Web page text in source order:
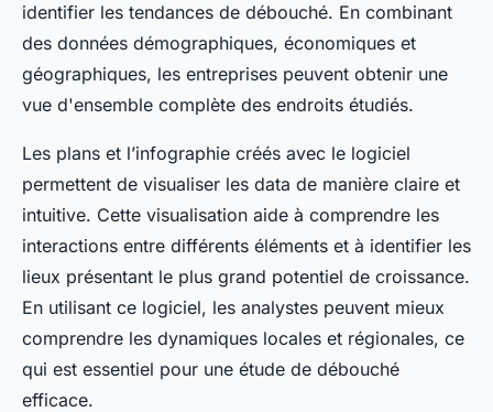
identifier les tendances de débouché. En combinant
des données démographiques, économiques et
géographiques, les entreprises peuvent obtenir une
vue d'ensemble complète des endroits étudiés.
Les plans et l’infographie créés avec le logiciel
permettent de visualiser les data de manière claire et
intuitive. Cette visualisation aide à comprendre les
interactions entre différents éléments et à identifier les
lieux présentant le plus grand potentiel de croissance.
En utilisant ce logiciel, les analystes peuvent mieux
comprendre les dynamiques locales et régionales, ce
qui est essentiel pour une étude de débouché
efficace.